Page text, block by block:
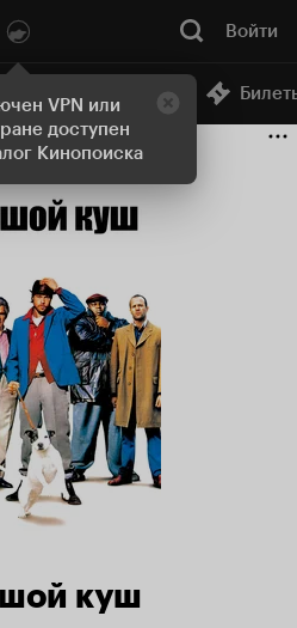
VPN или
доступен
Кинопоиска
Войти
Онлайн-кинотеатр
куш